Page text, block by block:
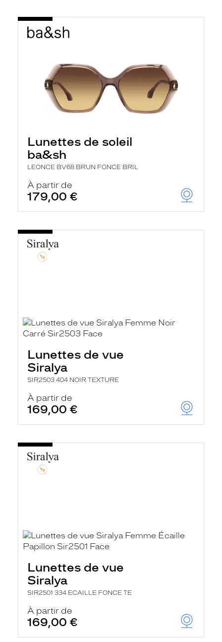
Lunettes de soleil
ba&sh
LEONCE BV68 BRUN FONCE BRIL
À partir de
179,00 €
Lunettes de vue
Siralya
SIR2503 404 NOIR TEXTURE
À partir de
169,00 €
Lunettes de vue
Siralya
SIR2501 334 ECAILLE FONCE TE
À partir de
169,00 €